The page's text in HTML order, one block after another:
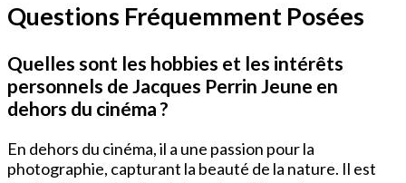
Questions Fréquemment Posées
Quelles sont les hobbies et les intérêts
personnels de Jacques Perrin Jeune en
dehors du cinéma ?
En dehors du cinéma, il a une passion pour la
photographie, capturant la beauté de la nature. Il est